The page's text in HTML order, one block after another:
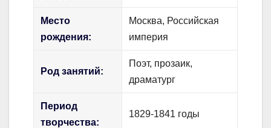
Место
рождения:
Москва, Российская
империя
Род занятий:
Поэт, прозаик,
драматург
Период
творчества:
1829-1841 годы